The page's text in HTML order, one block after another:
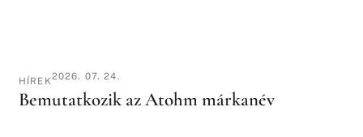
HÍREK2026. 07. 24.
Bemutatkozik az Atohm márkanév